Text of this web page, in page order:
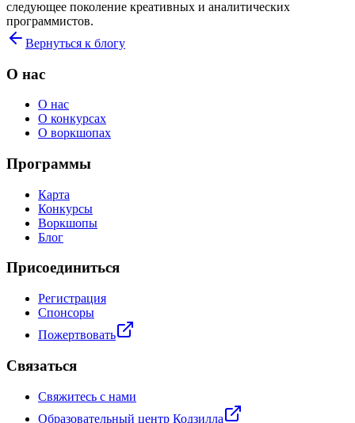
следующее поколение креативных и аналитических
программистов.
Вернуться к блогу
О нас
О нас
О конкурсах
О воркшопах
Программы
Карта
Конкурсы
Воркшопы
Блог
Присоединиться
Регистрация
Спонсоры
Пожертвовать
Связаться
Свяжитесь с нами
Образовательный центр Кодзилла